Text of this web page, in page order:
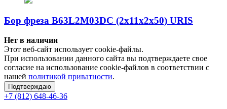
Бор фреза B63L2M03DC (2x11x2x50) URIS
Нет в наличии
Этот веб-сайт использует cookie-файлы.
При использовании данного сайта вы подтверждаете свое
согласие на использование cookie-файлов в соответствии с
нашей политикой приватности.
Подтверждаю
+7 (812) 648-46-36